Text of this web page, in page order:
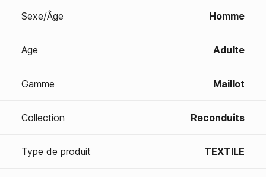
Sexe/Âge Homme
Age Adulte
Gamme Maillot
Collection Reconduits
Type de produit TEXTILE